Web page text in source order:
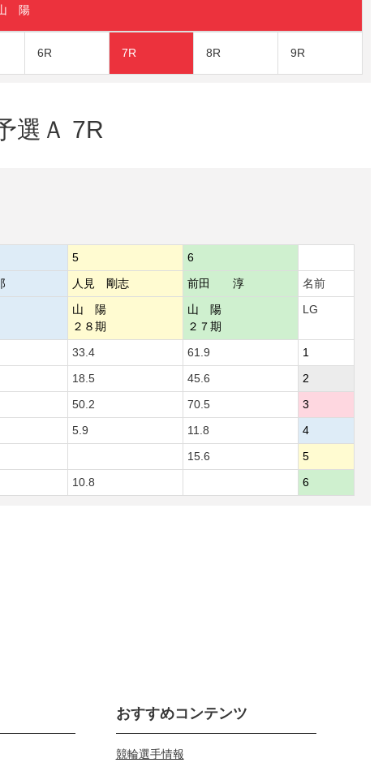
陽
6R 7R 8R 9R
選Ａ 7R
5
6
人見 剛志 前田 淳
名前
山 陽
２８期
山 陽
２７期
LG
33.4 61.9
1
18.5 45.6
2
50.2 70.5
3
5.9 11.8
4
15.6
5
10.8 6
おすすめコンテンツ
競輪選手情報